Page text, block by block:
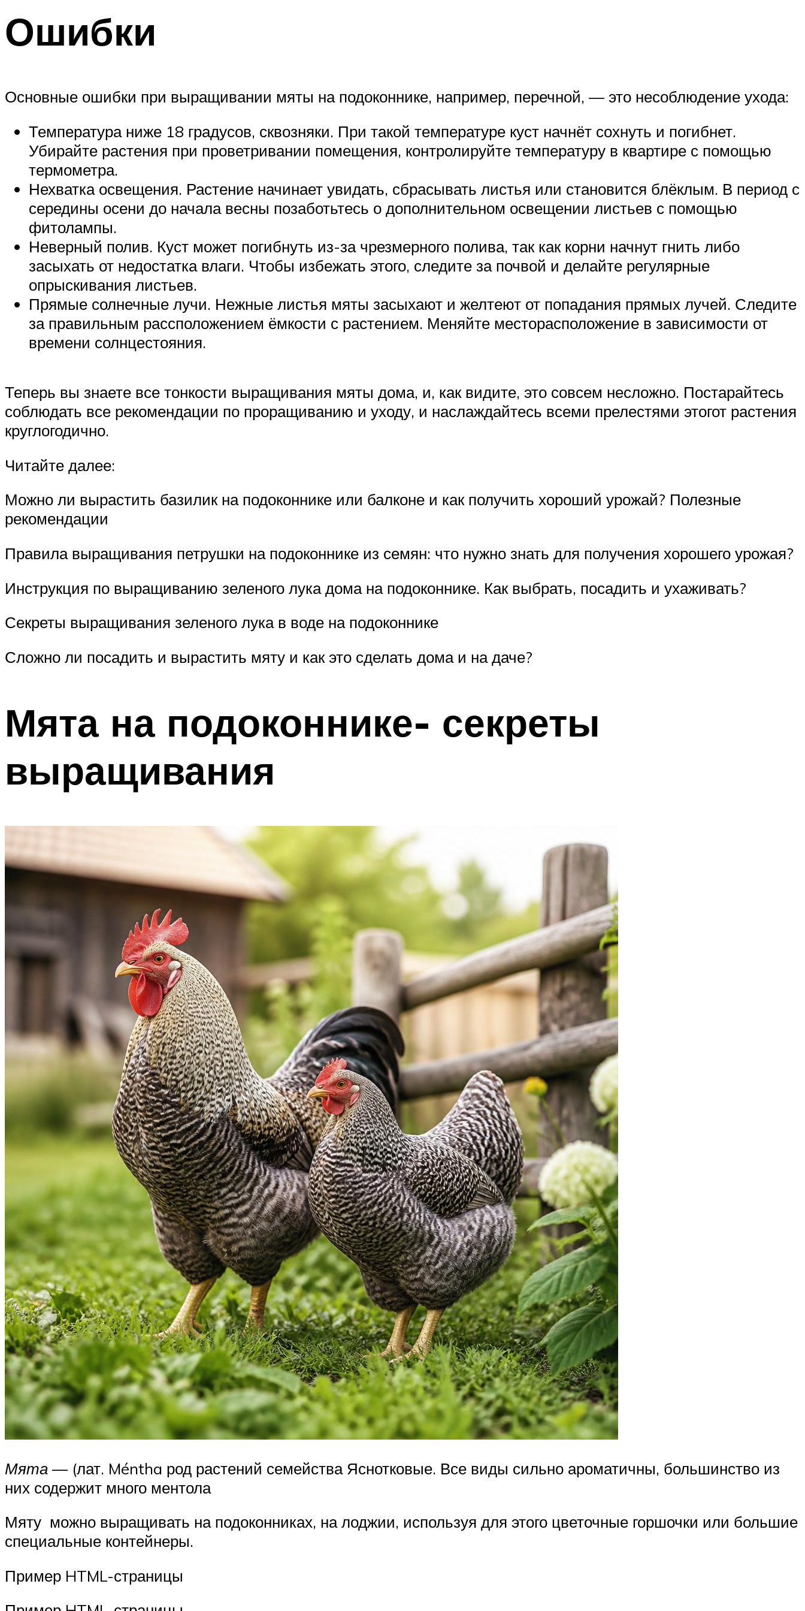
Ошибки
Основные ошибки при выращивании мяты на подоконнике, например, перечной, — это несоблюдение ухода:
Температура ниже 18 градусов, сквозняки. При такой температуре куст начнёт сохнуть и погибнет.
Убирайте растения при проветривании помещения, контролируйте температуру в квартире с помощью
термометра.
Нехватка освещения. Растение начинает увидать, сбрасывать листья или становится блёклым. В период с
середины осени до начала весны позаботьтесь о дополнительном освещении листьев с помощью
фитолампы.
Неверный полив. Куст может погибнуть из-за чрезмерного полива, так как корни начнут гнить либо
засыхать от недостатка влаги. Чтобы избежать этого, следите за почвой и делайте регулярные
опрыскивания листьев.
Прямые солнечные лучи. Нежные листья мяты засыхают и желтеют от попадания прямых лучей. Следите
за правильным рассположением ёмкости с растением. Меняйте месторасположение в зависимости от
времени солнцестояния.
Теперь вы знаете все тонкости выращивания мяты дома, и, как видите, это совсем несложно. Постарайтесь
соблюдать все рекомендации по проращиванию и уходу, и наслаждайтесь всеми прелестями этогот растения
круглогодично.
Читайте далее:
Можно ли вырастить базилик на подоконнике или балконе и как получить хороший урожай? Полезные
рекомендации
Правила выращивания петрушки на подоконнике из семян: что нужно знать для получения хорошего урожая?
Инструкция по выращиванию зеленого лука дома на подоконнике. Как выбрать, посадить и ухаживать?
Секреты выращивания зеленого лука в воде на подоконнике
Сложно ли посадить и вырастить мяту и как это сделать дома и на даче?
Мята на подоконнике- секреты
выращивания
Мята — (лат. Méntha род растений семейства Яснотковые. Все виды сильно ароматичны, большинство из
них содержит много ментола
Мяту можно выращивать на подоконниках, на лоджии, используя для этого цветочные горшочки или большие
специальные контейнеры.
Пример HTML-страницы